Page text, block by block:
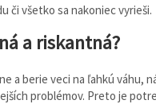
či všetko sa nakoniec vyrieši.
a riskantná?
a berie veci na ľahkú váhu,
problémov. Preto je